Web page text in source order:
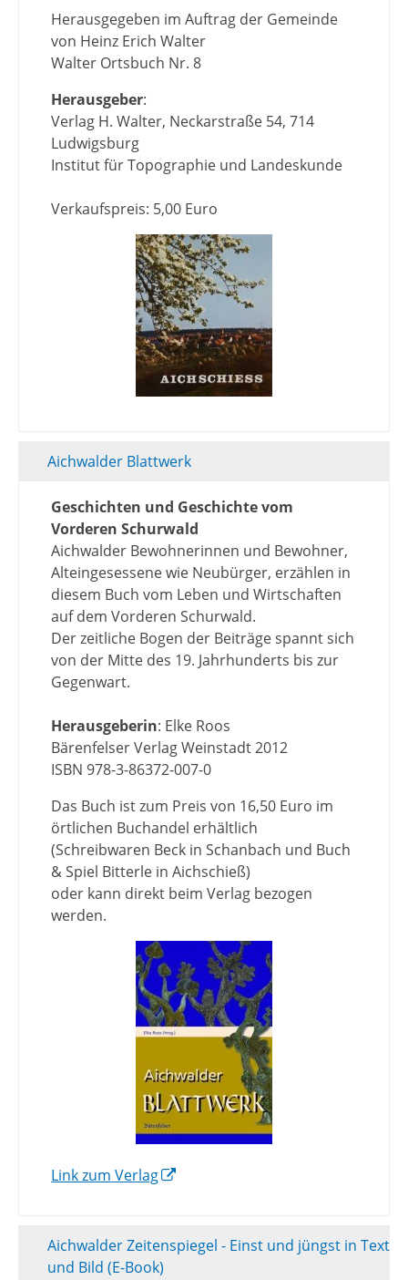
Herausgegeben im Auftrag der Gemeinde
von Heinz Erich Walter
Walter Ortsbuch Nr. 8
Herausgeber:
Verlag H. Walter, Neckarstraße 54, 714
Ludwigsburg
Institut für Topographie und Landeskunde
Verkaufspreis: 5,00 Euro
Aichwalder Blattwerk
Geschichten und Geschichte vom
Vorderen Schurwald
Aichwalder Bewohnerinnen und Bewohner,
Alteingesessene wie Neubürger, erzählen in
diesem Buch vom Leben und Wirtschaften
auf dem Vorderen Schurwald.
Der zeitliche Bogen der Beiträge spannt sich
von der Mitte des 19. Jahrhunderts bis zur
Gegenwart.
Herausgeberin: Elke Roos
Bärenfelser Verlag Weinstadt 2012
ISBN 978-3-86372-007-0
Das Buch ist zum Preis von 16,50 Euro im
örtlichen Buchandel erhältlich
(Schreibwaren Beck in Schanbach und Buch
& Spiel Bitterle in Aichschieß)
oder kann direkt beim Verlag bezogen
werden.
Link zum Verlag
Aichwalder Zeitenspiegel - Einst und jüngst in Text
und Bild (E-Book)